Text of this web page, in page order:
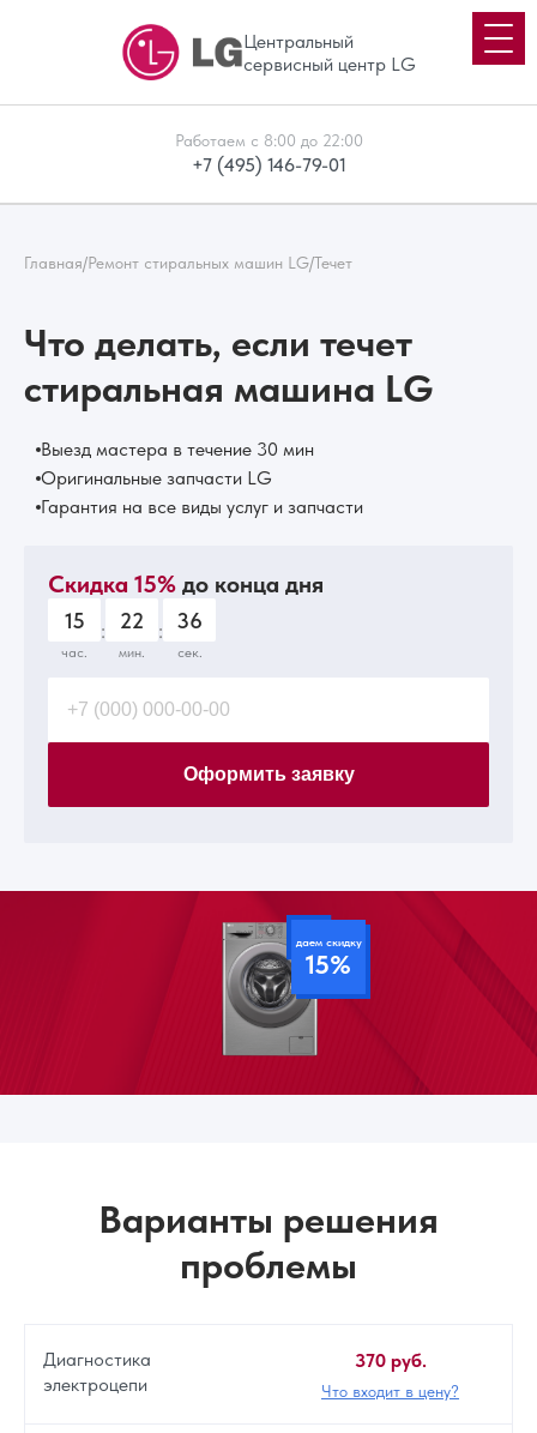
Центральный
сервисный центр LG
Работаем с 8:00 до 22:00
+7 (495) 146-79-01
Главная/Ремонт стиральных машин LG/Течет
Что делать, если течет
стиральная машина LG
Выезд мастера в течение 30 мин
Оригинальные запчасти LG
Гарантия на все виды услуг и запчасти
Скидка 15% до конца дня
15
час.
: 22
мин.
: 34
сек.
Оформить заявку
даем скидку
15%
Варианты решения
проблемы
Диагностика
электроцепи
370 руб.
Что входит в цену?